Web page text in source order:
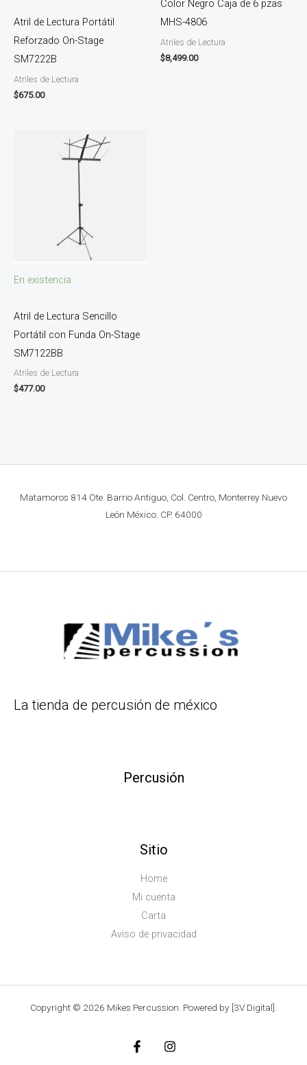
Atril de Lectura Portátil
Reforzado On-Stage
SM7222B
Atriles de Lectura
$675.00
Color Negro Caja de 6 pzas
MHS-4806
Atriles de Lectura
$8,499.00
En existencia
Atril de Lectura Sencillo
Portátil con Funda On-Stage
SM7122BB
Atriles de Lectura
$477.00
Matamoros 814 Ote. Barrio Antiguo, Col. Centro, Monterrey Nuevo
León México. CP. 64000
La tienda de percusión de méxico
Percusión
Sitio
Home
Mi cuenta
Carta
Aviso de privacidad
Copyright © 2026 Mikes Percussion. Powered by [3V Digital].